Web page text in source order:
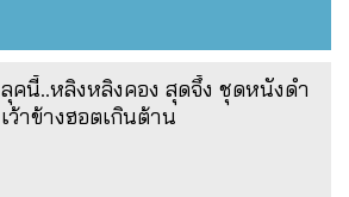
ลุคนี้..หลิงหลิงคอง สุดจึ้ง ชุดหนังดำ
เว้าข้างฮอตเกินต้าน